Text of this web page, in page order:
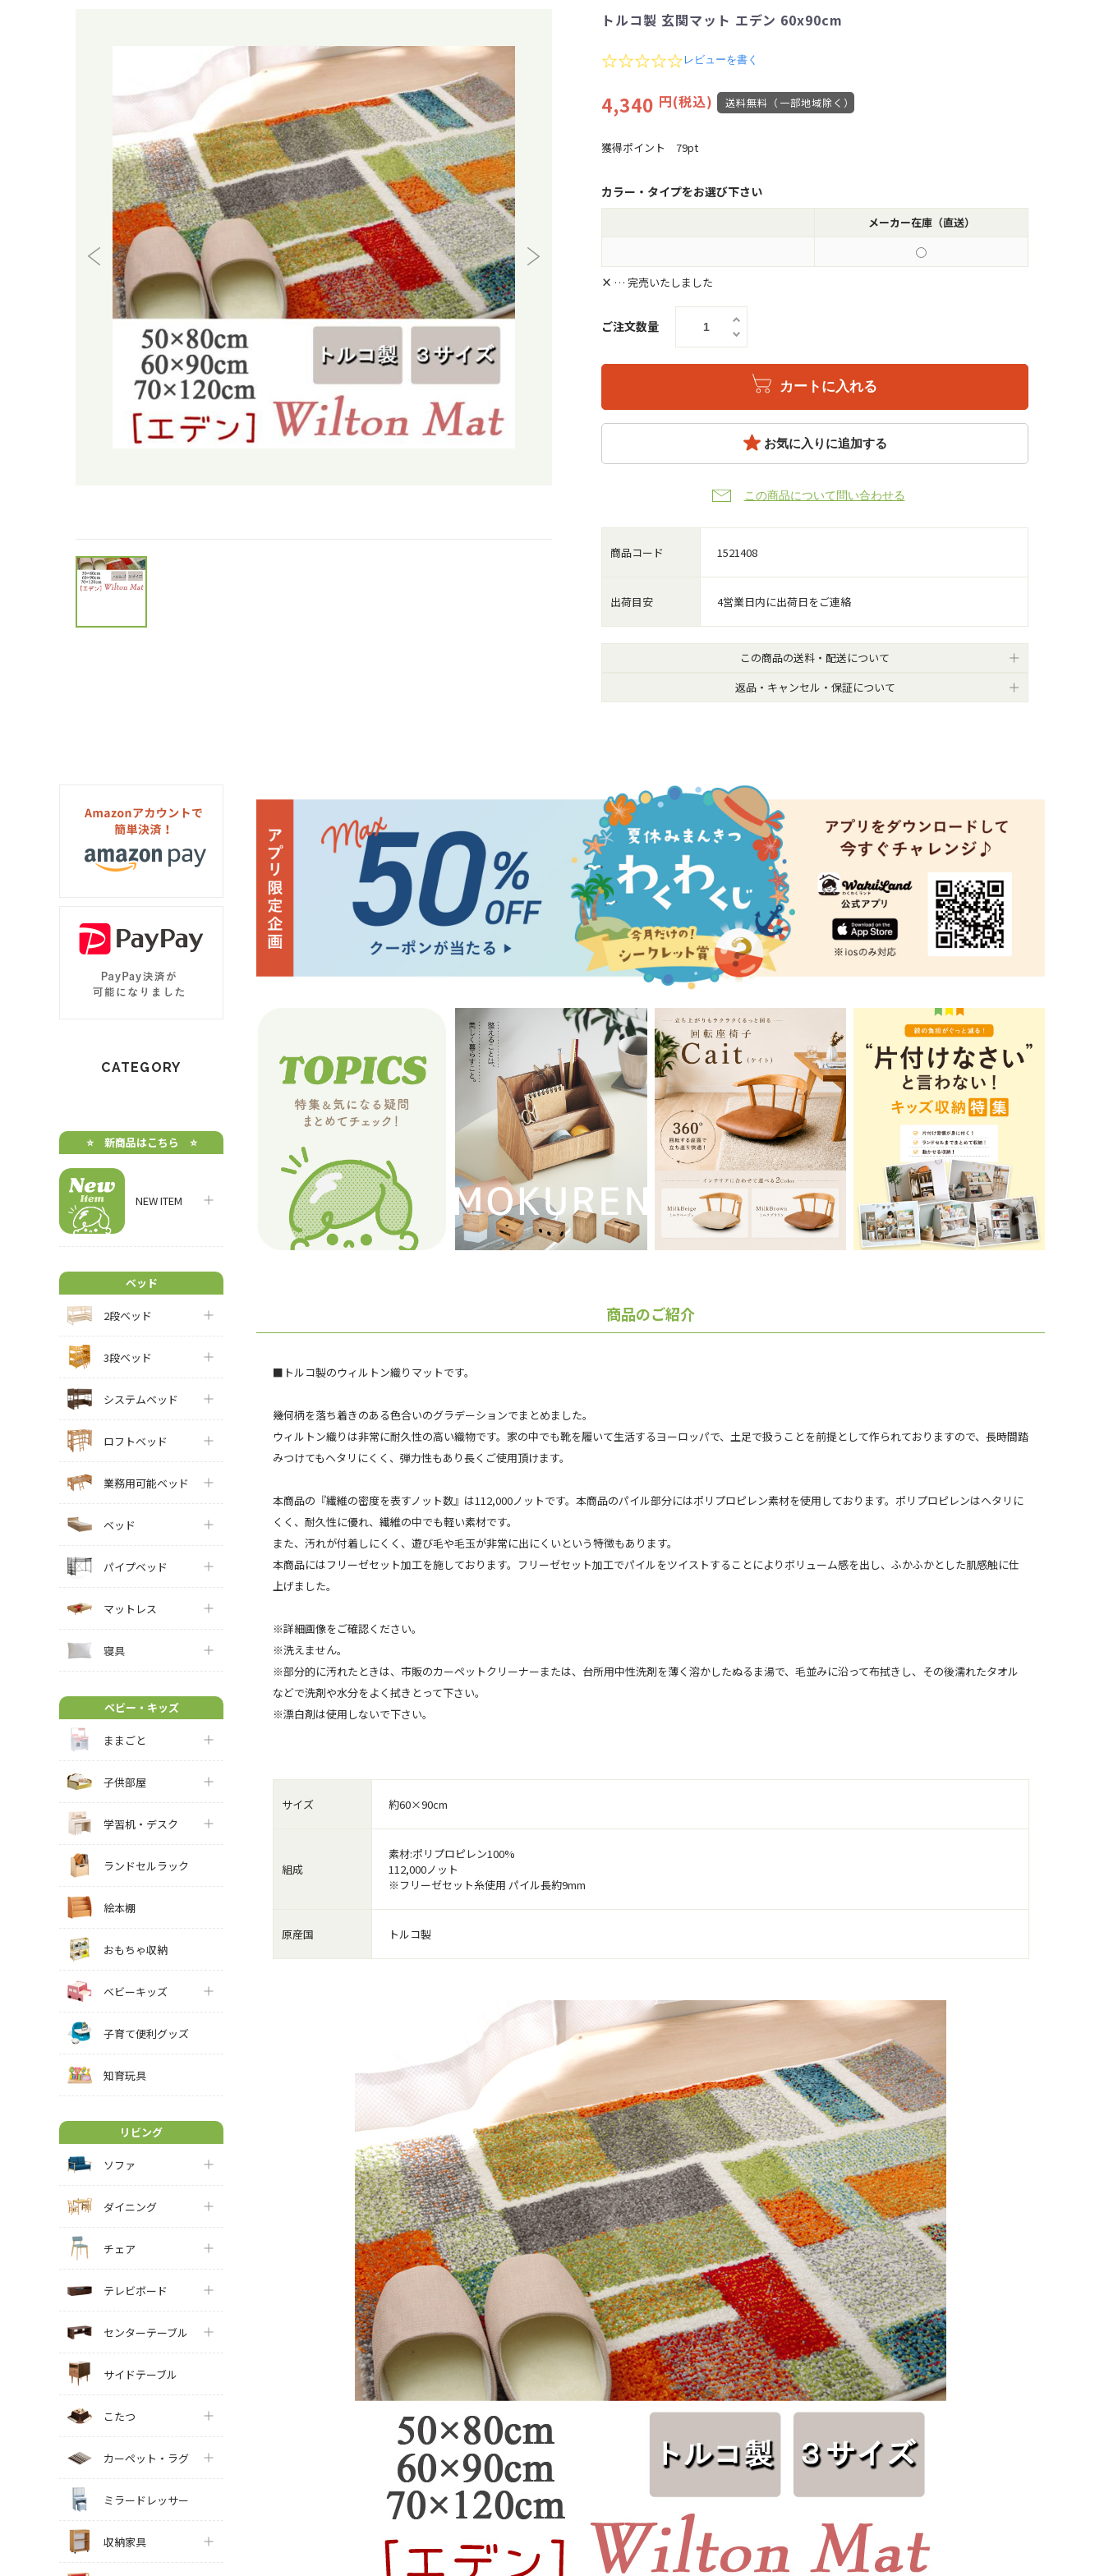
トルコ製 玄関マット エデン 60x90cm
0
s
t
r
r
t
i
n
レビューを書く
4,340 円(税込) 送料無料（一部地域除く）
獲得ポイント 79pt
カラー・タイプをお選び下さい
メーカー在庫（直送）
× … 完売いたしました
ご注文数量
カートに入れる
お気に入りに追加する
この商品について問い合わせる
商品コード 1521408
出荷目安 4営業日内に出荷日をご連絡
この商品の送料・配送について
返品・キャンセル・保証について
CATEGORY
⭐️ 新商品はこちら ⭐️
NEW ITEM
ベッド
2段ベッド
3段ベッド
システムベッド
ロフトベッド
業務用可能ベッド
ベッド
パイプベッド
マットレス
寝具
ベビー・キッズ
ままごと
子供部屋
学習机・デスク
ランドセルラック
絵本棚
おもちゃ収納
ベビーキッズ
子育て便利グッズ
知育玩具
リビング
ソファ
ダイニング
チェア
テレビボード
センターテーブル
サイドテーブル
こたつ
カーペット・ラグ
ミラードレッサー
収納家具
商品のご紹介
■トルコ製のウィルトン織りマットです。
幾何柄を落ち着きのある色合いのグラデーションでまとめました。
ウィルトン織りは非常に耐久性の高い織物です。家の中でも靴を履いて生活するヨーロッパで、土足で扱うことを前提として作られておりますので、長時間踏
みつけてもヘタリにくく、弾力性もあり長くご使用頂けます。
本商品の『繊維の密度を表すノット数』は112,000ノットです。本商品のパイル部分にはポリプロピレン素材を使用しております。ポリプロピレンはヘタリに
くく、耐久性に優れ、繊維の中でも軽い素材です。
また、汚れが付着しにくく、遊び毛や毛玉が非常に出にくいという特徴もあります。
本商品にはフリーゼセット加工を施しております。フリーゼセット加工でパイルをツイストすることによりボリューム感を出し、ふかふかとした肌感触に仕
上げました。
※詳細画像をご確認ください。
※洗えません。
※部分的に汚れたときは、市販のカーペットクリーナーまたは、台所用中性洗剤を薄く溶かしたぬるま湯で、毛並みに沿って布拭きし、その後濡れたタオル
などで洗剤や水分をよく拭きとって下さい。
※漂白剤は使用しないで下さい。
サイズ 約60×90cm
組成
素材:ポリプロピレン100%
112,000ノット
※フリーゼセット糸使用 パイル長約9mm
原産国 トルコ製